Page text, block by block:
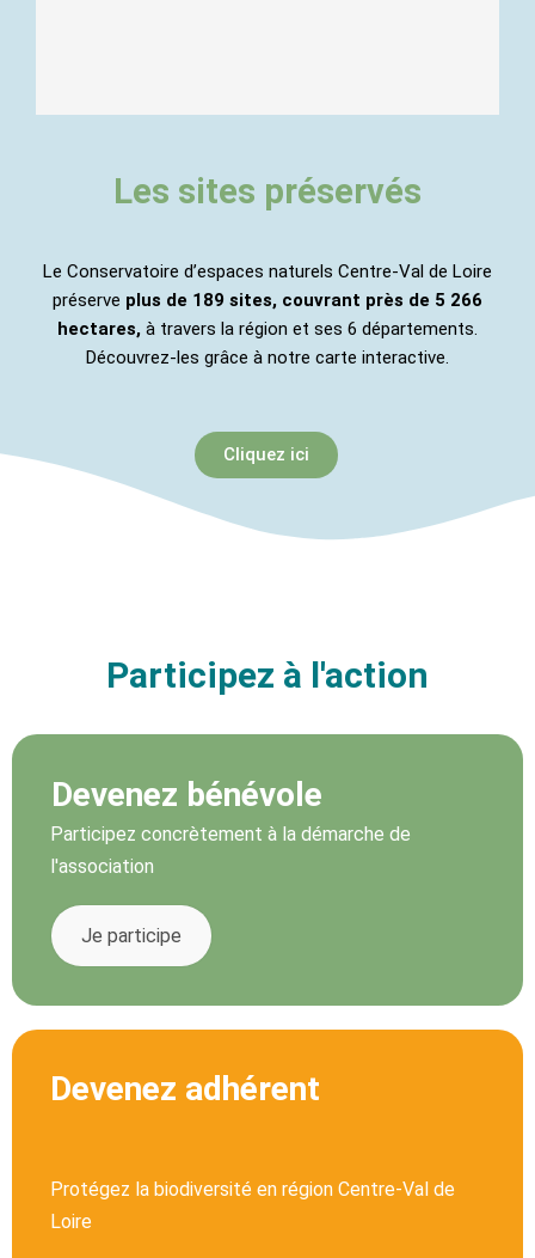
Les sites préservés
Le Conservatoire d’espaces naturels Centre-Val de Loire
préserve plus de 189 sites, couvrant près de 5 266
hectares, à travers la région et ses 6 départements.
Découvrez-les grâce à notre carte interactive.
Cliquez ici
Participez à l'action​
Devenez bénévole
Participez concrètement à la démarche de
l'association
Je participe
Devenez adhérent
Protégez la biodiversité en région Centre-Val de
Loire